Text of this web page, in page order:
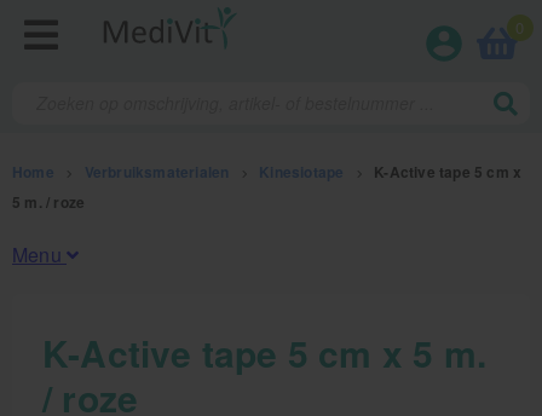
0
Home Verbruiksmaterialen Kinesiotape
K-Active tape 5 cm x
5 m. / roze
Menu
Fysiotherapieproducten
Verbruiksmaterialen
K-Active tape 5 cm x 5 m.
/ roze